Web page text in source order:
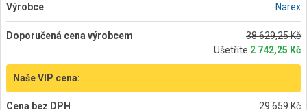
Výrobce Narex
Doporučená cena výrobcem
38 629,25 Kč
Ušetříte 2 742,25 Kč
Naše VIP cena:
Cena bez DPH 29 659 Kč